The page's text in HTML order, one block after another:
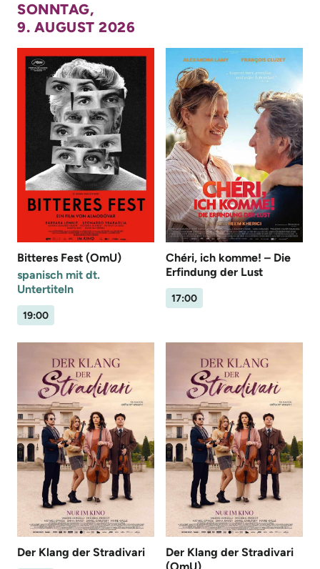
SONNTAG,
9. AUGUST 2026
Bitteres Fest (OmU)
spanisch mit dt.
Untertiteln
19:00
Chéri, ich komme! – Die
Erfindung der Lust
17:00
Der Klang der Stradivari
Der Klang der Stradivari